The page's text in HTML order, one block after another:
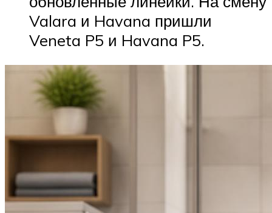
Valara и Havana пришли
Veneta P5 и Havana P5.